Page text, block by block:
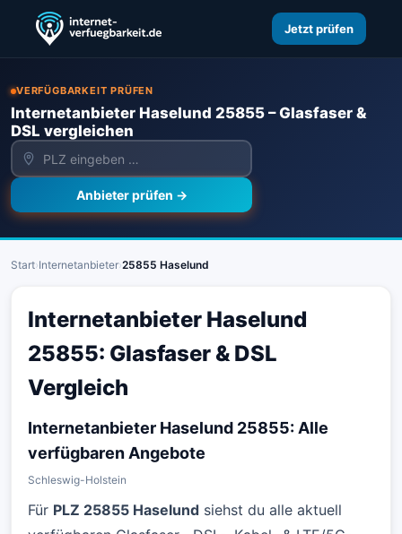
Jetzt prüfen
VERFÜGBARKEIT PRÜFEN
Internetanbieter Haselund 25855 – Glasfaser &
DSL vergleichen
Anbieter prüfen →
Start›Internetanbieter›25855 Haselund
Internetanbieter Haselund
25855: Glasfaser & DSL
Vergleich
Internetanbieter Haselund 25855: Alle
verfügbaren Angebote
Schleswig-Holstein
Für PLZ 25855 Haselund siehst du alle aktuell